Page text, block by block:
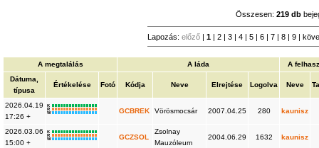
Összesen:219 db
Lapozás:előző |1 | 2 | 3 | 4 | 5 | 6 | 7 | 8 | 9 |
A megtalálás A láda
A
Dátuma,
típusa
Értékelése Fotó Kódja Neve Elrejtése Logolva Neve
2026.04.19
17:26 +
K
R
W
GCBREK Vörösmocsár 2007.04.25 280 kaunisz
2026.03.06
15:00 +
K
R
W
GCZSOL
Zsolnay
Mauzóleum
2004.06.29 1632 kaunisz